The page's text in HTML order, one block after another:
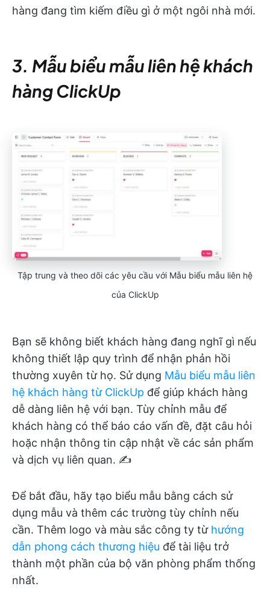
hàng đang tìm kiếm điều gì ở một ngôi nhà mới.
3. Mẫu biểu mẫu liên hệ khách
hàng ClickUp
Tập trung và theo dõi các yêu cầu với Mẫu biểu mẫu liên hệ
của ClickUp
Bạn sẽ không biết khách hàng đang nghĩ gì nếu
không thiết lập quy trình để nhận phản hồi
thường xuyên từ họ. Sử dụng Mẫu biểu mẫu liên
hệ khách hàng từ ClickUp để giúp khách hàng
dễ dàng liên hệ với bạn. Tùy chỉnh mẫu để
khách hàng có thể báo cáo vấn đề, đặt câu hỏi
hoặc nhận thông tin cập nhật về các sản phẩm
và dịch vụ liên quan. ✍️
Để bắt đầu, hãy tạo biểu mẫu bằng cách sử
dụng mẫu và thêm các trường tùy chỉnh nếu
cần. Thêm logo và màu sắc công ty từ hướng
dẫn phong cách thương hiệu để tài liệu trở
thành một phần của bộ văn phòng phẩm thống
nhất.